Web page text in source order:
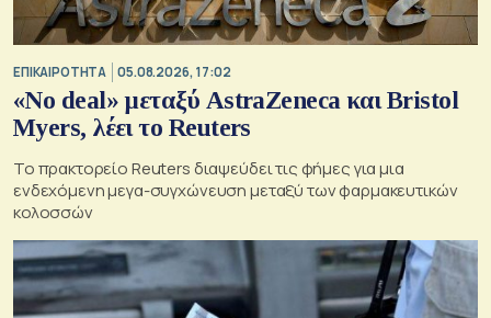
ΕΠΙΚΑΙΡΟΤΗΤΑ 05.08.2026, 17:02
«No deal» μεταξύ AstraZeneca και Bristol
Myers, λέει το Reuters
Το πρακτορείο Reuters διαψεύδει τις φήμες για μια
ενδεχόμενη μεγα-συγχώνευση μεταξύ των φαρμακευτικών
κολοσσών